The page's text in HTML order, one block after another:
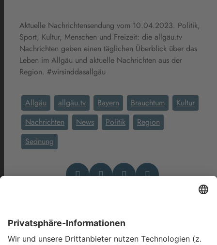
Aktuelle Nachrichtensendung vom 10.04.2023. Politik,
Sport, Kultur, Menschen und Freizeit: die allgäu.tv
Nachrichten geben einen täglichen Überblick über das
Leben im Allgäu und aktuelle Nachrichten aus der
Region. #wirsinddasallgäu
Allgäu allgäu.tv Bayern Brauchtum
Kultur
Nachrichten
News Politik
Region
Sednung
Das könnte Dich auch